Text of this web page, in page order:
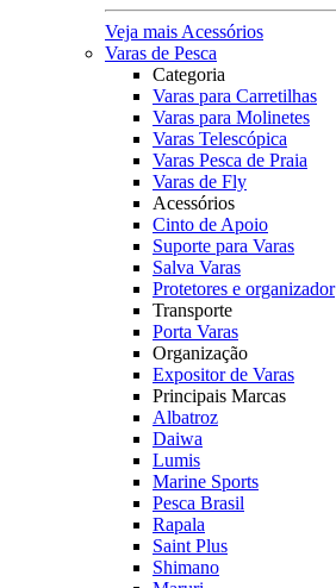
Veja mais Acessórios
Varas de Pesca
Categoria
Varas para Carretilhas
Varas para Molinetes
Varas Telescópica
Varas Pesca de Praia
Varas de Fly
Acessórios
Cinto de Apoio
Suporte para Varas
Salva Varas
Protetores e organizador
Transporte
Porta Varas
Organização
Expositor de Varas
Principais Marcas
Albatroz
Daiwa
Lumis
Marine Sports
Pesca Brasil
Rapala
Saint Plus
Shimano